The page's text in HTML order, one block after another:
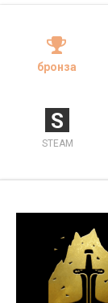
бронза
S
STEAM